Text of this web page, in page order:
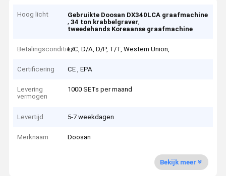
Hoog licht
Gebruikte Doosan DX340LCA graafmachine
,34 ton krabbelgraver,
tweedehands Koreaanse graafmachine
BetalingsconditiesL/C, D/A, D/P, T/T, Western Union,
Certificering CE , EPA
Levering
vermogen
1000 SETs per maand
Levertijd 5-7 weekdagen
Merknaam Doosan
Bekijk meer